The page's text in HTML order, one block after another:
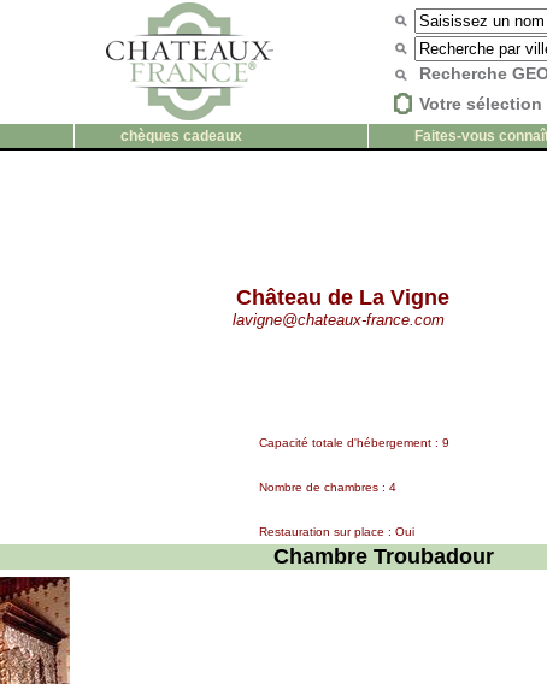
Recherche
Votre sélection
chèques cadeaux
Faites-vous
Château de La Vigne
lavigne@chateaux-france.com
Capacité totale d'hébergement : 9
Nombre de chambres : 4
Restauration sur place : Oui
Chambre Troubadour